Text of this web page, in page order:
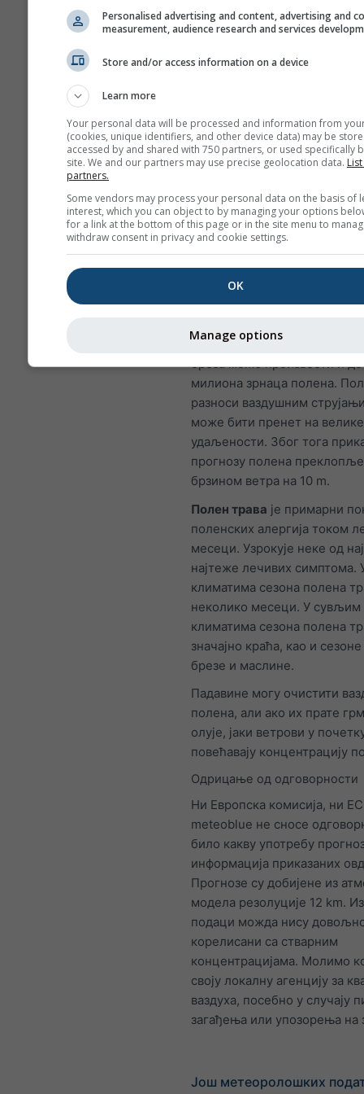
људи.
плућа и може смањити
су пискаво дисање,
прехладе, грип и
ваздуха има и четврти панел
приказује прогнозу полена
Полен брезеје један од
аероалергена током
вишим географским
касније током године. Када
полена која ветар разноси.
бреза може произвести и
милиона зрнаца полена.
разноси ваздушним
може бити пренет на велике
удаљености. Због тога
прогнозу полена
брзином ветра на 10 m.
Полен трава је примарни
поленских алергија током
месеци. Узрокује неке од
најтеже лечивих симптома.
климатима сезона полена
неколико месеци. У сувљим
климатима сезона полена
значајно краћа, као и
брезе и маслине.
Падавине могу очистити
полена, али ако их прате
олује, јаки ветрови у
повећавају концентрацију
Одрицање од одговорности
Ни Европска комисија, ни
meteoblue не сносе
било какву употребу
информација приказаних
Прогнозе су добијене из
модела резолуције 12 km.
подаци можда нису
корелисани са стварним
концентрацијама. Молимо
своју локалну агенцију за
ваздуха, посебно у случају
загађења или упозорења на
Још метеоролошких
Personalised advertising and content, advertising and
measurement, audience research and services
Store and/or access information on a device
Learn more
Your personal data will be processed and information from
(cookies, unique identifiers, and other device data) may be
accessed by and shared with 750 partners, or used specifically
site. We and our partners may use precise geolocation data.
partners.
Some vendors may process your personal data on the basis of
interest, which you can object to by managing your options
for a link at the bottom of this page or in the site menu to
withdraw consent in privacy and cookie settings.
OK
Manage options